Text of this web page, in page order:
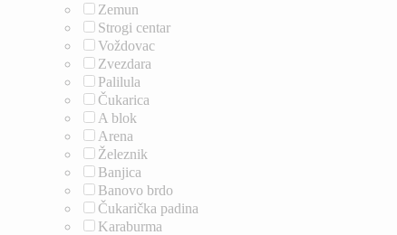
Zemun
Strogi centar
Voždovac
Zvezdara
Palilula
Čukarica
A blok
Arena
Železnik
Banjica
Banovo brdo
Čukarička padina
Karaburma